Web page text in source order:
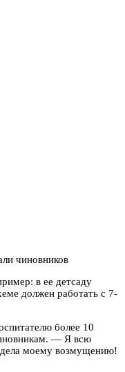
чиновников
в ее детсаду
должен работать с 7-
более 10
— Я всю
моему возмущению!